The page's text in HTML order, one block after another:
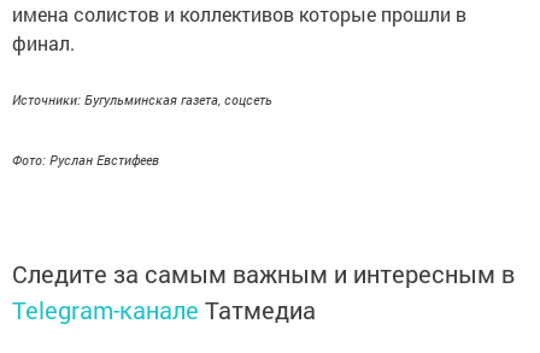
имена солистов и коллективов которые прошли в
финал.
Источники: Бугульминская газета, соцсеть
Фото: Руслан Евстифеев
Следите за самым важным и интересным в
Telegram-канале Татмедиа